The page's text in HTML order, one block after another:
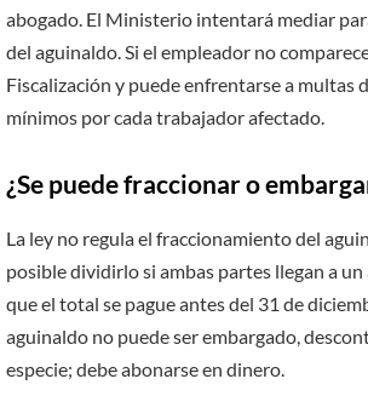
abogado. El Ministerio intentará mediar
del aguinaldo. Si el empleador no
Fiscalización y puede enfrentarse a multas
mínimos por cada trabajador afectado.
¿Se puede fraccionar o
La ley no regula el fraccionamiento del
posible dividirlo si ambas partes llegan a
que el total se pague antes del 31 de
aguinaldo no puede ser embargado,
especie; debe abonarse en dinero.